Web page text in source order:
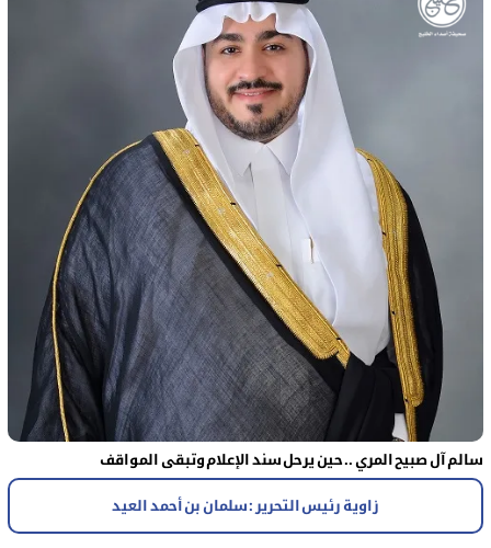
سالم آل صبيح المري .. حين يرحل سند الإعلام وتبقى المواقف
زاوية رئيس التحرير : سلمان بن أحمد العيد